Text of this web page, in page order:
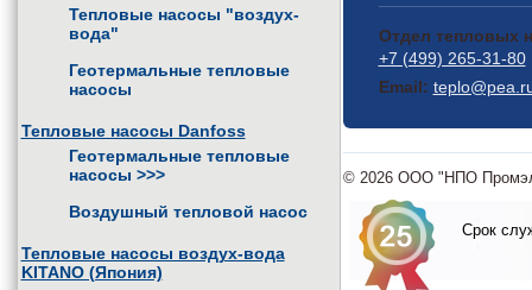
Тепловые насосы "воздух-
вода"
Геотермальные тепловые
насосы
Тепловые насосы Danfoss
Геотермальные тепловые
насосы >>>
Воздушный тепловой насос
Тепловые насосы воздух-вода
KITANO (Япония)
Отдел тепловых
+7 (499) 265-31-80
Email:
© 2026 ООО "НПО
Срок